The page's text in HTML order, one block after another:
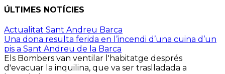
ÚLTIMES NOTÍCIES
Actualitat Sant Andreu Barca
Una dona resulta ferida en l’incendi d’una cuina d’un
pis a Sant Andreu de la Barca
Els Bombers van ventilar l'habitatge després
d'evacuar la inquilina, que va ser traslladada a